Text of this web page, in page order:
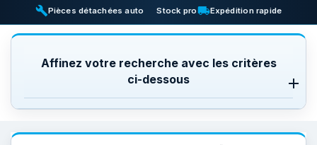
buildPièces détachées auto inventory_2
Stock prolocal_shippingExpédition rapide
Affinez votre recherche avec les critères
ci-dessous